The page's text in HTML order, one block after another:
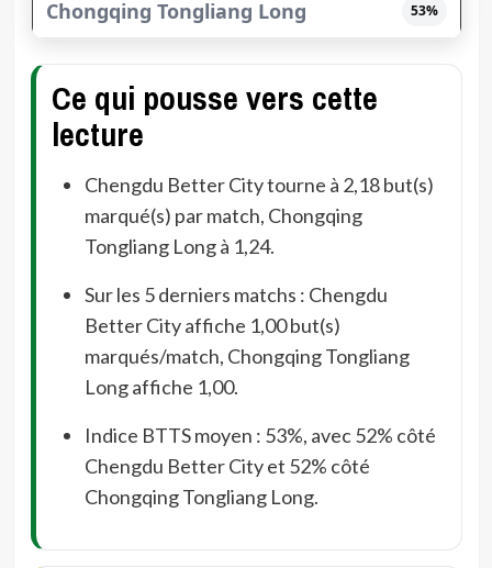
53%
Ce qui pousse vers cette
lecture
Chengdu Better City tourne à 2,18 but(s)
marqué(s) par match, Chongqing
Tongliang Long à 1,24.
Sur les 5 derniers matchs : Chengdu
Better City affiche 1,00 but(s)
marqués/match, Chongqing Tongliang
Long affiche 1,00.
Indice BTTS moyen : 53%, avec 52% côté
Chengdu Better City et 52% côté
Chongqing Tongliang Long.